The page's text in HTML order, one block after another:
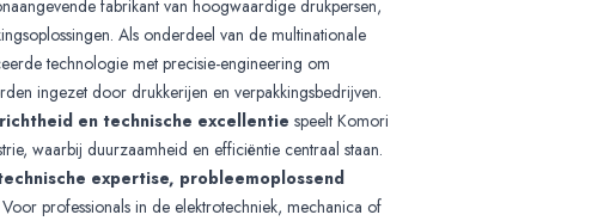
fabrikant van hoogwaardige drukpersen,
Als onderdeel van de multinationale
technologie met precisie-engineering om
ingezet door drukkerijen en verpakkingsbedrijven.
en technische excellentie speelt Komori
waarbij duurzaamheid en efficiëntie centraal staan.
expertise, probleemoplossend
Voor professionals in de elektrotechniek, mechanica of